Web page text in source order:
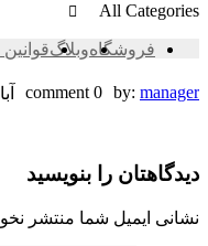
All Categories
فروشگاهوبلاگ
EFB4BA6B-
4BCE-
A88D-
by: manager
0 comment
دیدگاهتان را بنویسید
نشانی ایمیل شما منتشر